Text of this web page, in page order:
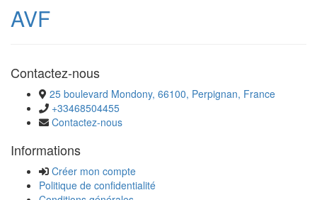
AVF
Contactez-nous
25 boulevard Mondony, 66100, Perpignan, France
+33468504455
Contactez-nous
Informations
Créer mon compte
Politique de confidentialité